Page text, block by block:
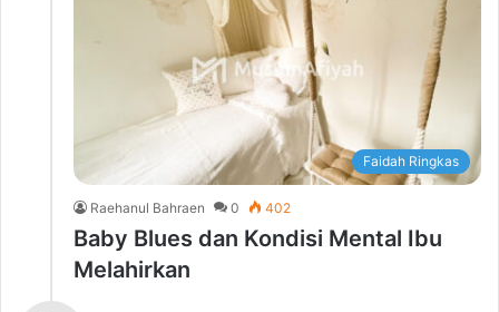
Faidah Ringkas
Raehanul Bahraen 0 402
Baby Blues dan Kondisi Mental Ibu
Melahirkan